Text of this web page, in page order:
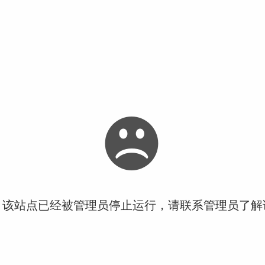
站点已经被管理员停止运行，请联系管理员了